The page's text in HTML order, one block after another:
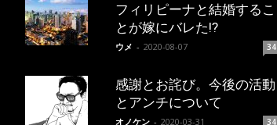
フィリピーナと結婚するこ
とが嫁にバレた!?
ウメ - 2020-08-07 34
感謝とお詫び。今後の活動
とアンチについて
オノケン - 2020-03-31 34